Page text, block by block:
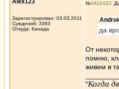
Alex123
Зарегистрирован: 03.03.2011
Суждений: 3393
Откуда: Канада
№342242
да
От
помню,
живем в
"Когда